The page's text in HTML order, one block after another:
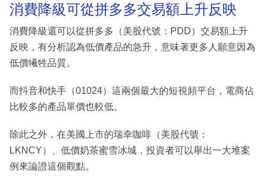
消費降級可從拼多多交易額上升反映
消費降級還可以從拼多多（美股代號：PDD）交易額上升
反映，有分析認為低價產品的急升，意味著更多人願意因為
低價犧牲品質。
而抖音和快手（01024）這兩個最大的短視頻平台，電商佔
比較多的產品單價也較低。
除此之外，在美國上市的瑞幸咖啡（美股代號：
LKNCY）、低價奶茶蜜雪冰城，投資者可以舉出一大堆案
例來論證這個觀點。